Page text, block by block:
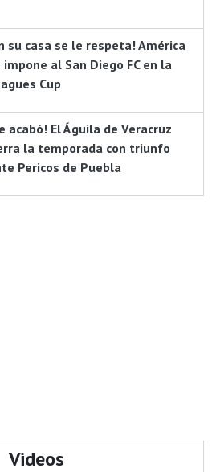
su casa se le respeta! América
impone al San Diego FC en la
Cup
acabó! El Águila de Veracruz
la temporada con triunfo
Pericos de Puebla
Videos